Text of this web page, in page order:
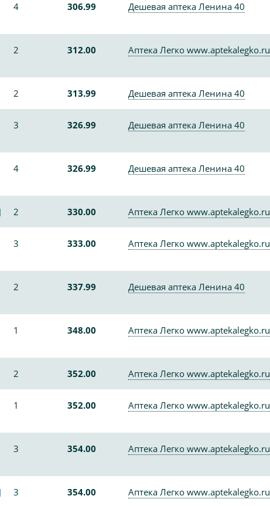
4 306.99 Дешевая аптека Ленина 40
2 312.00 Аптека Легко www.aptekalegko.ru
2 313.99 Дешевая аптека Ленина 40
3 326.99 Дешевая аптека Ленина 40
4 326.99 Дешевая аптека Ленина 40
2 330.00 Аптека Легко www.aptekalegko.ru
3 333.00 Аптека Легко www.aptekalegko.ru
2 337.99 Дешевая аптека Ленина 40
1 348.00 Аптека Легко www.aptekalegko.ru
2 352.00 Аптека Легко www.aptekalegko.ru
1 352.00 Аптека Легко www.aptekalegko.ru
3 354.00 Аптека Легко www.aptekalegko.ru
3 354.00 Аптека Легко www.aptekalegko.ru